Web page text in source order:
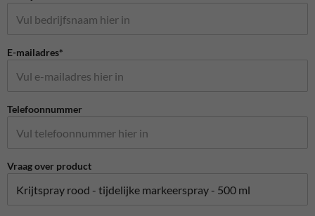
E-mailadres*
Telefoonnummer
Vraag over product